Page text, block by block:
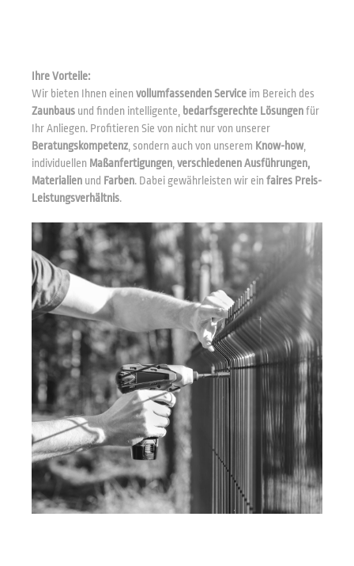
Ihre Vorteile:
Wir bieten Ihnen einenvollumfassenden Service im Bereich des
Zaunbaus und finden intelligente, bedarfsgerechte Lösungenfür
Ihr Anliegen. Profitieren Sie von nicht nur von unserer
Beratungskompetenz , sondern auch von unserem Know-how,
individuellen Maßanfertigungen verschiedenen Ausführungen,
Materialien und Farben. Dabei gewährleisten wir einfaires Preis-
Leistungsverhältnis.